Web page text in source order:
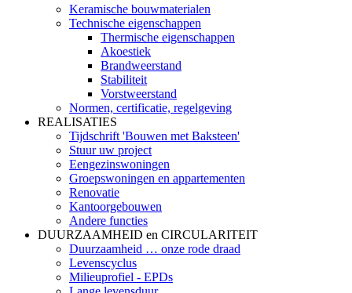
Keramische bouwmaterialen
Technische eigenschappen
Thermische eigenschappen
Akoestiek
Brandweerstand
Stabiliteit
Vorstweerstand
Normen, certificatie, regelgeving
REALISATIES
Tijdschrift 'Bouwen met Baksteen'
Stuur uw project
Eengezinswoningen
Groepswoningen en appartementen
Renovatie
Kantoorgebouwen
Andere functies
DUURZAAMHEID en CIRCULARITEIT
Duurzaamheid … onze rode draad
Levenscyclus
Milieuprofiel - EPDs